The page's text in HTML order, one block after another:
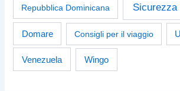
Repubblica Dominicana Sicurezza
Domare Consigli per il viaggio
Venezuela Wingo